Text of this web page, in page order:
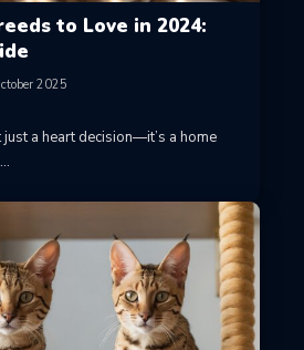
to Love in 2024:
2025
just a heart decision—it’s a home